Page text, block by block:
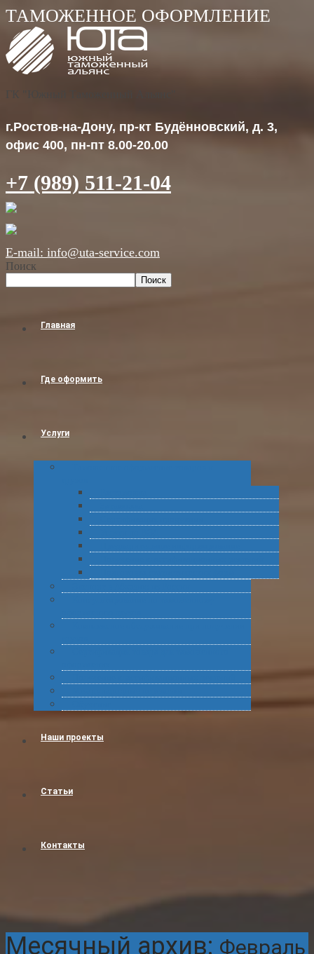
ГК "Южный Таможенный Альянс"
г.Ростов-на-Дону, пр-кт Будённовский, д. 3,
офис 400, пн-пт 8.00-20.00
+7 (989) 511-21-04
E-mail: info@uta-service.com
Поиск
Поиск
Главная
Где оформить
Услуги
Наши проекты
Статьи
Контакты
Месячный архив: Февраль